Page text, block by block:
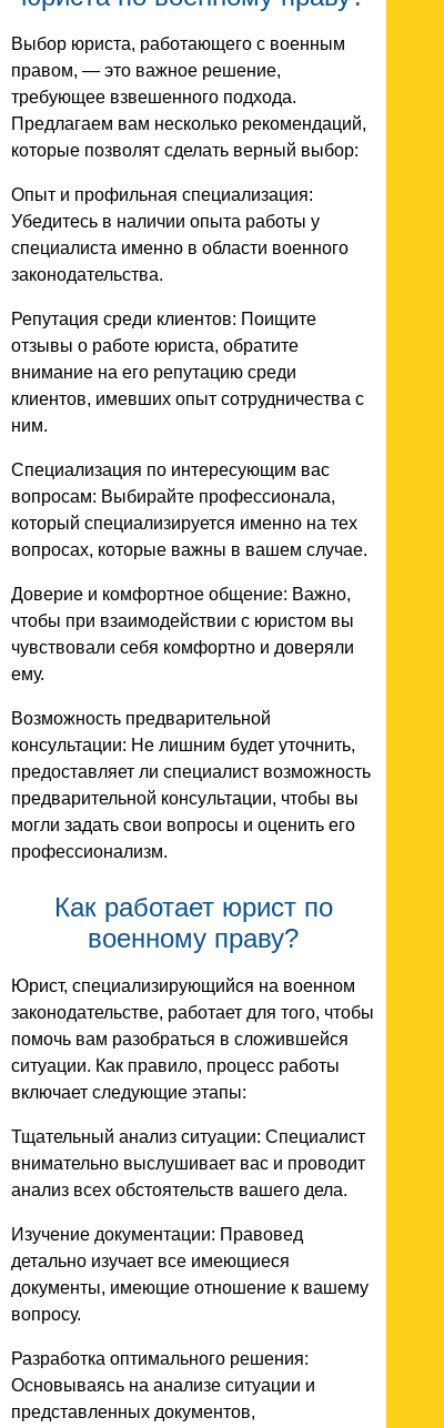
Выбор юриста, работающего с военным
правом, — это важное решение,
требующее взвешенного подхода.
Предлагаем вам несколько рекомендаций,
которые позволят сделать верный выбор:
Опыт и профильная специализация:
Убедитесь в наличии опыта работы у
специалиста именно в области военного
законодательства.
Репутация среди клиентов: Поищите
отзывы о работе юриста, обратите
внимание на его репутацию среди
клиентов, имевших опыт сотрудничества с
ним.
Специализация по интересующим вас
вопросам: Выбирайте профессионала,
который специализируется именно на тех
вопросах, которые важны в вашем случае.
Доверие и комфортное общение: Важно,
чтобы при взаимодействии с юристом вы
чувствовали себя комфортно и доверяли
ему.
Возможность предварительной
консультации: Не лишним будет уточнить,
предоставляет ли специалист возможность
предварительной консультации, чтобы вы
могли задать свои вопросы и оценить его
профессионализм.
Как работает юрист по
военному праву?
Юрист, специализирующийся на военном
законодательстве, работает для того, чтобы
помочь вам разобраться в сложившейся
ситуации. Как правило, процесс работы
включает следующие этапы:
Тщательный анализ ситуации: Специалист
внимательно выслушивает вас и проводит
анализ всех обстоятельств вашего дела.
Изучение документации: Правовед
детально изучает все имеющиеся
документы, имеющие отношение к вашему
вопросу.
Разработка оптимального решения:
Основываясь на анализе ситуации и
представленных документов,